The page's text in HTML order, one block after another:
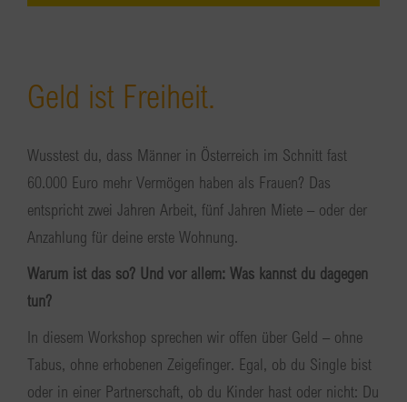
Geld ist Freiheit.
Wusstest du, dass Männer in Österreich im Schnitt fast
60.000 Euro mehr Vermögen haben als Frauen? Das
entspricht zwei Jahren Arbeit, fünf Jahren Miete – oder der
Anzahlung für deine erste Wohnung.
Warum ist das so? Und vor allem: Was kannst du dagegen
tun?
In diesem Workshop sprechen wir offen über Geld – ohne
Tabus, ohne erhobenen Zeigefinger. Egal, ob du Single bist
oder in einer Partnerschaft, ob du Kinder hast oder nicht: Du